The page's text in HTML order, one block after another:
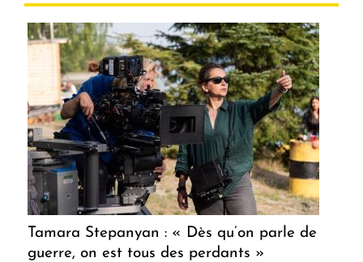
Tamara Stepanyan : « Dès qu’on parle de
guerre, on est tous des perdants »